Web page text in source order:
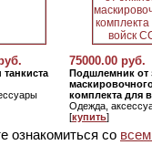
75000.00 руб.
Подшлемник от
комплекта для
Одежда,
[купить]
ознакомиться со